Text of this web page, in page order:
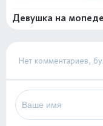
Девушка на мопеде
Нет комментариев,